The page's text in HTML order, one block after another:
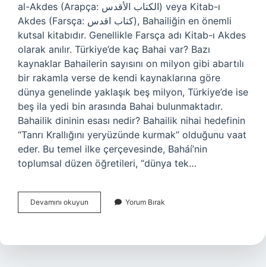
al-Akdes (Arapça: الكتاب الأقدس) veya Kitab-ı
Akdes (Farsça: كتاب اقدس), Bahailiğin en önemli
kutsal kitabıdır. Genellikle Farsça adı Kitab-ı Akdes
olarak anılır. Türkiye’de kaç Bahai var? Bazı
kaynaklar Bahailerin sayısını on milyon gibi abartılı
bir rakamla verse de kendi kaynaklarına göre
dünya genelinde yaklaşık beş milyon, Türkiye’de ise
beş ila yedi bin arasında Bahai bulunmaktadır.
Bahailik dininin esası nedir? Bahailik nihai hedefinin
“Tanrı Krallığını yeryüzünde kurmak” olduğunu vaat
eder. Bu temel ilke çerçevesinde, Baháí’nin
toplumsal düzen öğretileri, “dünya tek…
Devamını okuyun Bahailikte
Kutsal
Sayı
Yorum Bırak